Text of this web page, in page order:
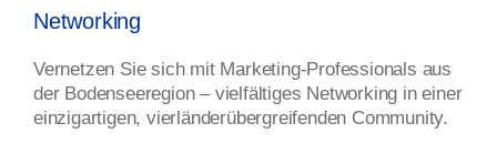
Networking
Vernetzen Sie sich mit Marketing-Professionals aus
der Bodenseeregion – vielfältiges Networking in einer
einzigartigen, vierländerübergreifenden Community.